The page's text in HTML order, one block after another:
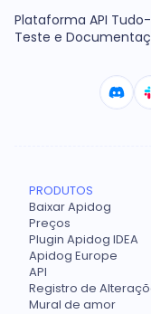
Plataforma API
Teste e
PRODUTOS
Baixar Apidog
Preços
Plugin Apidog IDEA
Apidog Europe
API
Registro de
Mural de amor